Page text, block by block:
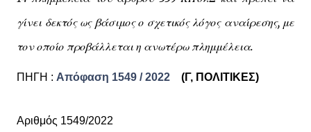
γίνει δεκτός ως βάσιμος ο σχετικός λόγος αναίρεσης, με
τον οποίο προβάλλεται η ανωτέρω πλημμέλεια.
ΠΗΓΗ : Απόφαση 1549 / 2022 (Γ, ΠΟΛΙΤΙΚΕΣ)
Αριθμός 1549/2022